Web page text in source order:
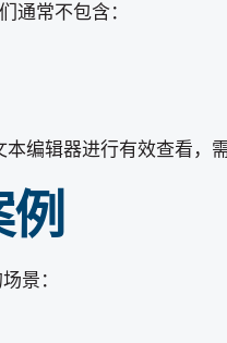
通常不包含：
编辑器进行有效查看，
景：